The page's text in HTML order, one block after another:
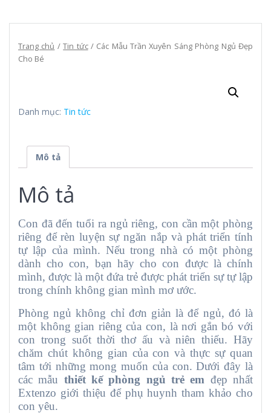
Trang chủ /Tin tức/ Các Mẫu Trần Xuyên Sáng Phòng Ngủ Đẹp
Cho Bé
Danh mục: Tin tức
Mô tả
Mô tả
Con đã đến tuổi ra ngủ riêng, con cần một phòng
riêng để rèn luyện sự ngăn nắp và phát triển tính
tự lập của mình. Nếu trong nhà có một phòng
dành cho con, bạn hãy cho con được là chính
mình, được là một đứa trẻ được phát triển sự tự lập
trong chính không gian mình mơ ước.
Phòng ngủ không chỉ đơn giản là để ngủ, đó là
một không gian riêng của con, là nơi gắn bó với
con trong suốt thời thơ ấu và niên thiếu. Hãy
chăm chút không gian của con và thực sự quan
tâm tới những mong muốn của con. Dưới đây là
các mẫu thiết kế phòng ngủ trẻ em đẹp nhất
Extenzo giới thiệu để phụ huynh tham khảo cho
con yêu.